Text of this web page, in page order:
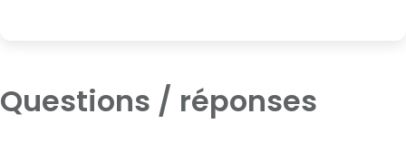
Questions / réponses